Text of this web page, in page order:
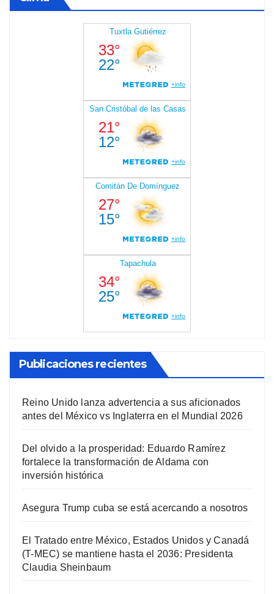
Publicaciones recientes
Reino Unido lanza advertencia a sus aficionados
antes del México vs Inglaterra en el Mundial 2026
Del olvido a la prosperidad: Eduardo Ramírez
fortalece la transformación de Aldama con
inversión histórica
Asegura Trump cuba se está acercando a nosotros
El Tratado entre México, Estados Unidos y Canadá
(T-MEC) se mantiene hasta el 2036: Presidenta
Claudia Sheinbaum